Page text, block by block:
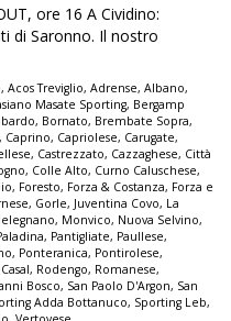
ore 16 A Cividino:
di Saronno. Il nostro
, Acos Treviglio, Adrense, Albano,
Masate Sporting, Bergamp
, Bornato, Brembate Sopra,
, Caprino, Capriolese, Carugate,
, Castrezzato, Cazzaghese, Città
, Colle Alto, Curno Caluschese,
, Foresto, Forza & Costanza, Forza e
, Gorle, Juventina Covo, La
, Monvico, Nuova Selvino,
, Pantigliate, Paullese,
, Ponteranica, Pontirolese,
, Rodengo, Romanese,
Bosco, San Paolo D'Argon, San
Adda Bottanuco, Sporting Leb,